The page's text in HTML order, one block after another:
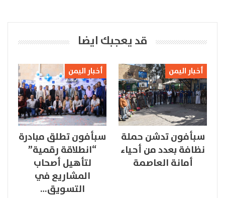
قد يعجبك ايضا
أخبار اليمن
سبأفون تدشن حملة
نظافة بعدد من أحياء
أمانة العاصمة
أخبار اليمن
سبأفون تطلق مبادرة
“انطلاقة رقمية”
لتأهيل أصحاب
المشاريع في
التسويق…